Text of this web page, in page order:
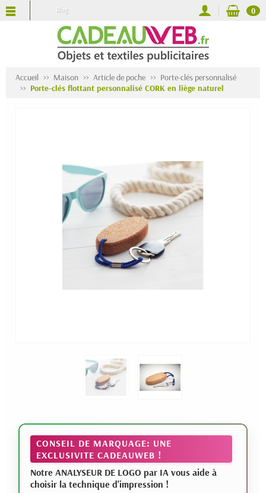
Blog 0
Accueil Maison Article de poche
Porte-clés personnalisé
Porte-clés flottant personnalisé CORK en liège naturel
CONSEIL DE MARQUAGE: UNE
EXCLUSIVITE CADEAUWEB !
Notre ANALYSEUR DE LOGO par IA vous aide à
choisir la technique d'impression !